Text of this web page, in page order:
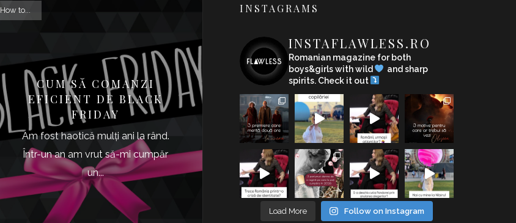
How to...
CUM SĂ COMANZI
EFICIENT DE BLACK
FRIDAY
Am fost haotică mulţi ani la rând.
Într-un an am vrut să-mi cumpăr
un...
INSTAGRAMS
INSTAFLAWLESS.RO
Romanian magazine for both
boys&girls with wild
and sharp
spirits. Check it out
Load More Follow on Instagram